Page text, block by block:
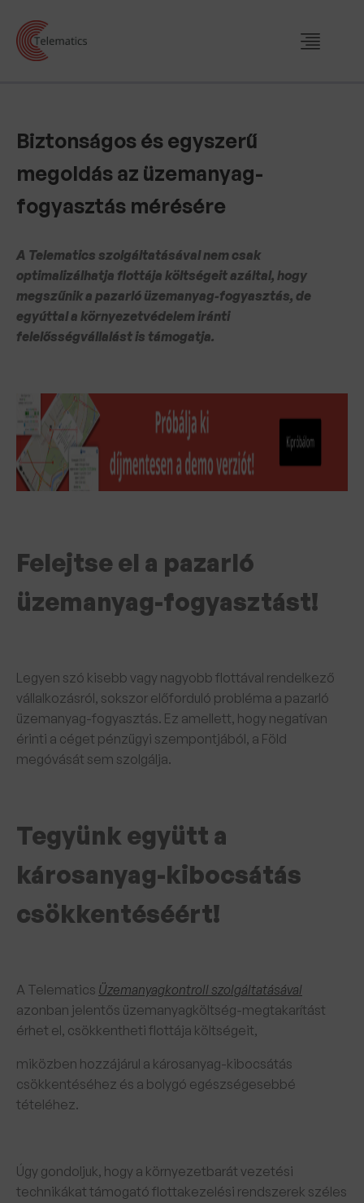
Biztonságos és egyszerű
megoldás az üzemanyag-
fogyasztás mérésére
A Telematics szolgáltatásával nem csak
optimalizálhatja flottája költségeit azáltal, hogy
megszűnik a pazarló üzemanyag-fogyasztás, de
egyúttal a környezetvédelem iránti
felelősségvállalást is támogatja.
Felejtse el a pazarló
üzemanyag-fogyasztást!
Legyen szó kisebb vagy nagyobb flottával rendelkező
vállalkozásról, sokszor előforduló probléma a pazarló
üzemanyag-fogyasztás. Ez amellett, hogy negatívan
érinti a céget pénzügyi szempontjából, a Föld
megóvását sem szolgálja.
Tegyünk együtt a
károsanyag-kibocsátás
csökkentéséért!
A Telematics Üzemanyagkontroll szolgáltatásával
azonban jelentős üzemanyagköltség-megtakarítást
érhet el, csökkentheti flottája költségeit,
miközben hozzájárul a károsanyag-kibocsátás
csökkentéséhez és a bolygó egészségesebbé
tételéhez.
Úgy gondoljuk, hogy a környezetbarát vezetési
technikákat támogató flottakezelési rendszerek széles